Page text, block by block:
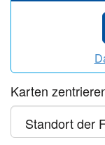
Karten